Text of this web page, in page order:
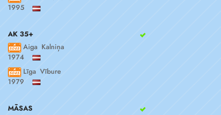
1995
AK 35+
Aiga Kalniņa
1974
Līga Vībure
1979
MĀSAS